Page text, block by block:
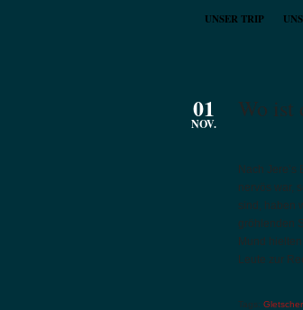
UNSER TRIP
01
NOV.
Wo
Nach
nervös war,
sind, haben
gröhlenden
Mund
Leute zur
Tags: Gletscher,